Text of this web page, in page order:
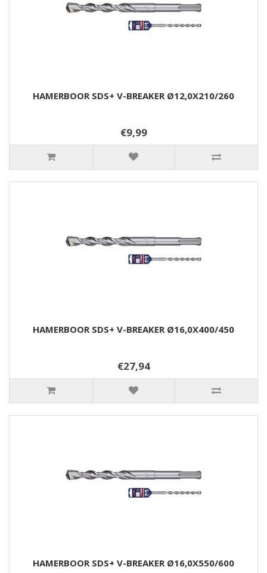
HAMERBOOR SDS+ V-BREAKER Ø12,0X210/260
€9,99
HAMERBOOR SDS+ V-BREAKER Ø16,0X400/450
€27,94
HAMERBOOR SDS+ V-BREAKER Ø16,0X550/600